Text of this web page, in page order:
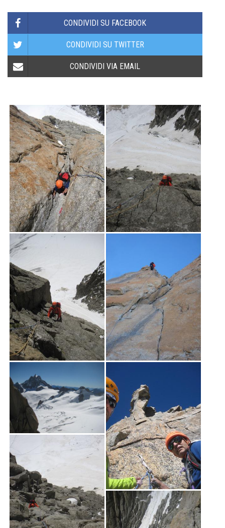
CONDIVIDI SU FACEBOOK
CONDIVIDI SU TWITTER
CONDIVIDI VIA EMAIL